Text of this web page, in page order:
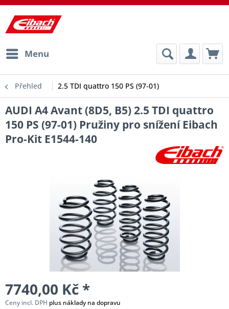
Menu
Přehled 2.5 TDI quattro 150 PS (97-01)
AUDI A4 Avant (8D5, B5) 2.5 TDI quattro
150 PS (97-01) Pružiny pro snížení Eibach
Pro-Kit E1544-140
7740,00 Kč *
Ceny incl. DPH plus náklady na dopravu